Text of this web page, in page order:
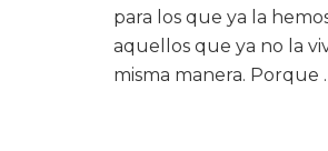
para los que ya la
aquellos que ya no la
misma manera. Porque